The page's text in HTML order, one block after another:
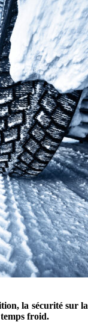
la sécurité sur
froid.